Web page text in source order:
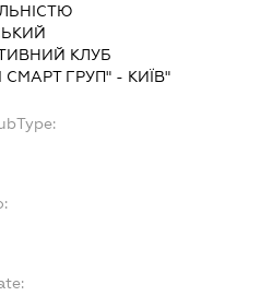
КЛУБ
ГРУП" - КИЇВ"